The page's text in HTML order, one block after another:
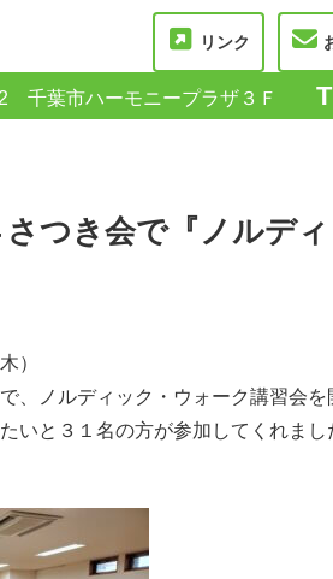
リンク
2 千葉市ハーモニープラザ３Ｆ
つき会で『ノルデ
）
、ノルディック・ウォーク講習会
いと３１名の方が参加してくれまし